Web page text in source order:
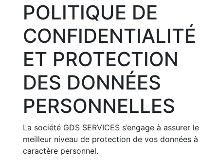
POLITIQUE DE
CONFIDENTIALITÉ
ET PROTECTION
DES DONNÉES
PERSONNELLES
La société GDS SERVICES s’engage à assurer le
meilleur niveau de protection de vos données à
caractère personnel.